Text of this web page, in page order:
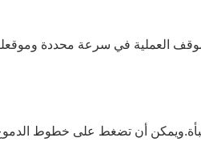
موقف العملية في سرعة محددة
أن تضغط على خطوط